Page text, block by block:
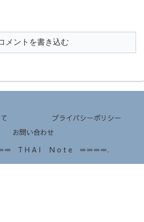
メントを書き込む
プライバシーポリシー
お問い合わせ
＝ T H A I N o t e ＝＝＝＝.